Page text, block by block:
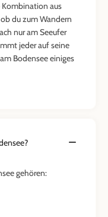
Kombination aus
du zum Wandern
nur am Seeufer
jeder auf seine
Bodensee einiges
gehören: